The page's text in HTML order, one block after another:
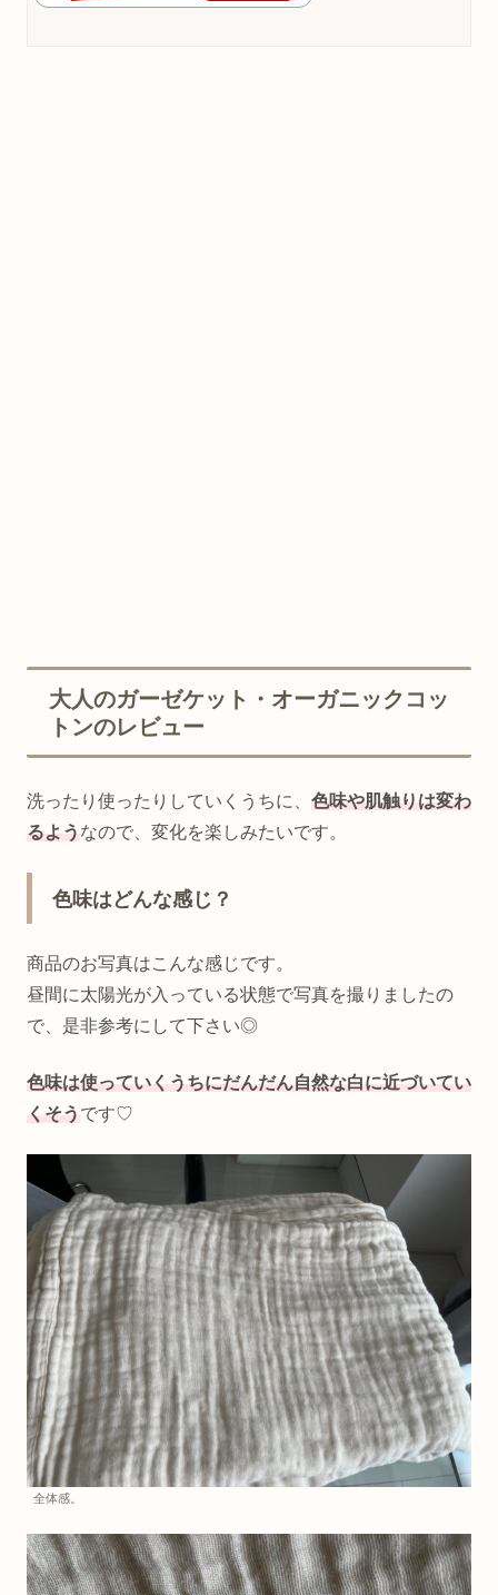
大人のガーゼケット・オーガニックコッ
トンのレビュー
洗ったり使ったりしていくうちに、 色味や肌触りは変わ
るようなので、変化を楽しみたいです。
色味はどんな感じ？
商品のお写真はこんな感じです。
昼間に太陽光が入っている状態で写真を撮りましたの
で、是非参考にして下さい◎
色味は使っていくうちにだんだん自然な白に近づいてい
くそうです♡
全体感。